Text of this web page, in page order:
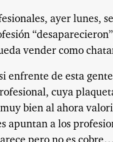
ayer lunes,
vender como
enfrente de esta
cuya
bien al ahora
apuntan a los